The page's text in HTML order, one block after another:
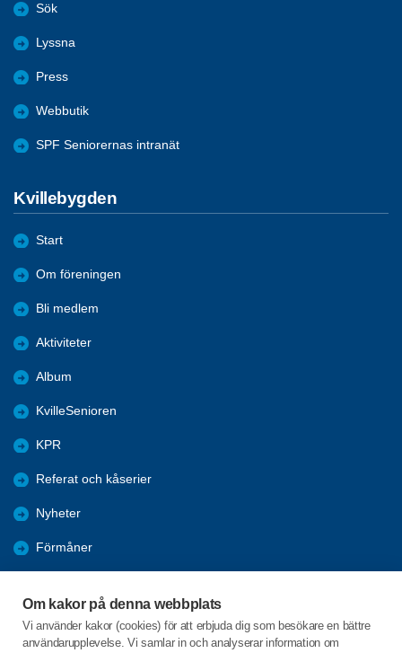
Om kakor på denna webbplats
Vi använder kakor (cookies) för att erbjuda dig som besökare en bättre
användarupplevelse. Vi samlar in och analyserar information om
Sök
Lyssna
Press
Webbutik
SPF Seniorernas intranät
Kvillebygden
Start
Om föreningen
Bli medlem
Aktiviteter
Album
KvilleSenioren
KPR
Referat och kåserier
Nyheter
Förmåner
Tanums kommun
Valet 2026